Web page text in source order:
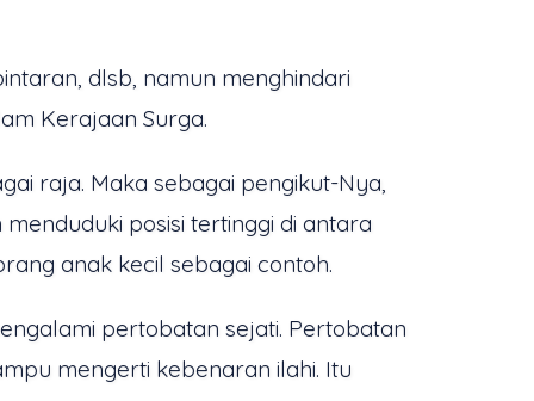
dlsb, namun menghindari
Kerajaan Surga.
raja. Maka sebagai pengikut-Nya,
posisi tertinggi di antara
anak kecil sebagai contoh.
pertobatan sejati. Pertobatan
mengerti kebenaran ilahi. Itu